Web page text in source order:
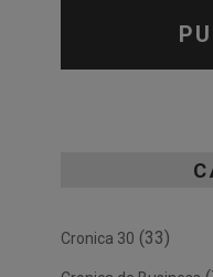
Cronica 30 (33)